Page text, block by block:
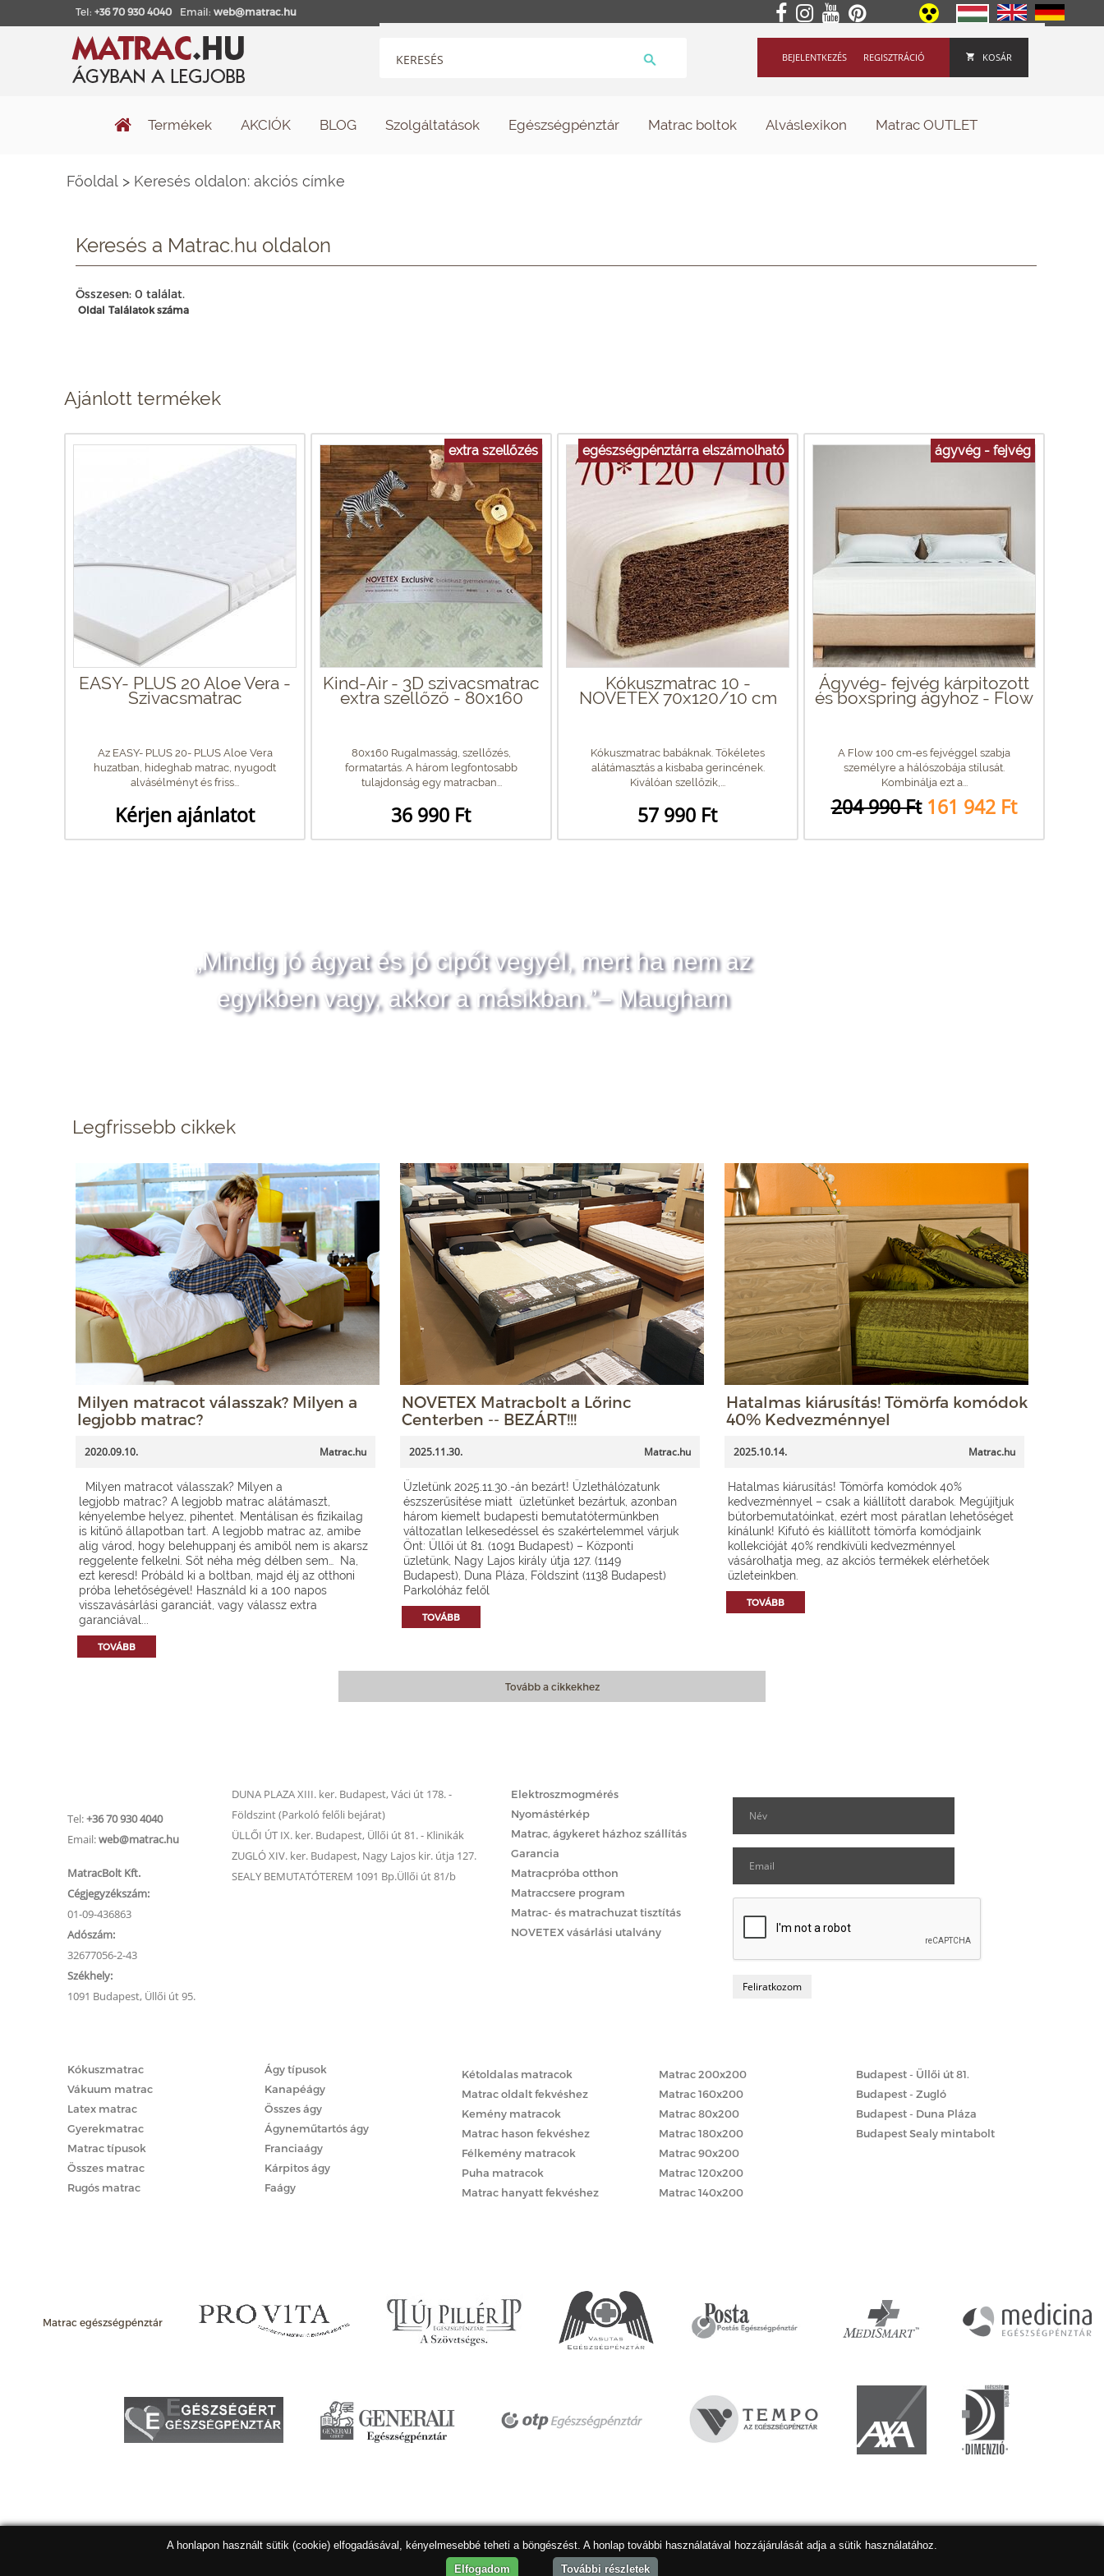
Tel: +36 70 930 4040 Email: web@matrac.hu
KOSÁR
REGISZTRÁCIÓ
BEJELENTKEZÉS
Termékek AKCIÓK BLOG Szolgáltatások Egészségpénztár Matrac boltok Alváslexikon Matrac OUTLET
Főoldal > Keresés oldalon: akciós címke
Keresés a Matrac.hu oldalon
Összesen: 0 találat.
Oldal Találatok száma
Ajánlott termékek
EASY- PLUS 20 Aloe Vera -
Szivacsmatrac
Az EASY- PLUS 20- PLUS Aloe Vera
huzatban, hideghab matrac, nyugodt
alvásélményt és friss...
Kérjen ajánlatot
extra szellőzés
Kind-Air - 3D szivacsmatrac
extra szellőző - 80x160
80x160 Rugalmasság, szellőzés,
formatartás. A három legfontosabb
tulajdonság egy matracban...
36 990 Ft
egészségpénztárra elszámolható
Kókuszmatrac 10 -
NOVETEX 70x120/10 cm
Kókuszmatrac babáknak. Tökéletes
alátámasztás a kisbaba gerincének.
Kiválóan szellőzik,...
57 990 Ft
ágyvég - fejvég
Ágyvég- fejvég kárpitozott
és boxspring ágyhoz - Flow
A Flow 100 cm-es fejvéggel szabja
személyre a hálószobája stílusát.
Kombinálja ezt a...
204 990 Ft 161 942 Ft
„Mindig jó ágyat és jó cipőt vegyél, mert ha nem az
egyikben vagy, akkor a másikban.”– Maugham
Legfrissebb cikkek
Milyen matracot válasszak? Milyen a
legjobb matrac?
2020.09.10. Matrac.hu
Milyen matracot válasszak? Milyen a
legjobb matrac? A legjobb matrac alátámaszt,
kényelembe helyez, pihentet. Mentálisan és fizikailag
is kitűnő állapotban tart. A legjobb matrac az, amibe
alig várod, hogy belehuppanj és amiből nem is akarsz
reggelente felkelni. Sőt néha még délben sem… Na,
ezt keresd! Próbáld ki a boltban, majd élj az otthoni
próba lehetőségével! Használd ki a 100 napos
visszavásárlási garanciát, vagy válassz extra
garanciával...
TOVÁBB
NOVETEX Matracbolt a Lőrinc
Centerben -- BEZÁRT!!!
2025.11.30. Matrac.hu
Üzletünk 2025.11.30.-án bezárt! Üzlethálózatunk
észszerűsítése miatt üzletünket bezártuk, azonban
három kiemelt budapesti bemutatótermünkben
változatlan lelkesedéssel és szakértelemmel várjuk
Önt: Üllői út 81. (1091 Budapest) – Központi
üzletünk, Nagy Lajos király útja 127. (1149
Budapest), Duna Pláza, Földszint (1138 Budapest)
Parkolóház felől
TOVÁBB
Hatalmas kiárusítás! Tömörfa komódok
40% Kedvezménnyel
2025.10.14. Matrac.hu
Hatalmas kiárusítás! Tömörfa komódok 40%
kedvezménnyel – csak a kiállított darabok. Megújítjuk
bútorbemutatóinkat, ezért most páratlan lehetőséget
kínálunk! Kifutó és kiállított tömörfa komódjaink
kollekcióját 40% rendkívüli kedvezménnyel
vásárolhatja meg, az akciós termékek elérhetőek
üzleteinkben.
TOVÁBB
Tovább a cikkekhez
Tel:+36 70 930 4040
Email:web@matrac.hu
MatracBolt Kft.
Cégjegyzékszám:
01-09-436863
Adószám:
32677056-2-43
Székhely:
1091 Budapest, Üllői út 95.
DUNA PLAZA XIII. ker. Budapest, Váci út 178. -
Földszint (Parkoló felőli bejárat)
ÜLLŐI ÚT IX. ker. Budapest, Üllői út 81. - Klinikák
ZUGLÓ XIV. ker. Budapest, Nagy Lajos kir. útja 127.
SEALY BEMUTATÓTEREM 1091 Bp.Üllői út 81/b
Elektroszmogmérés
Nyomástérkép
Matrac, ágykeret házhoz szállítás
Garancia
Matracpróba otthon
Matraccsere program
Matrac- és matrachuzat tisztítás
NOVETEX vásárlási utalvány
Kókuszmatrac
Vákuum matrac
Latex matrac
Gyerekmatrac
Matrac típusok
Összes matrac
Rugós matrac
Ágy típusok
Kanapéágy
Összes ágy
Ágyneműtartós ágy
Franciaágy
Kárpitos ágy
Faágy
Kétoldalas matracok
Matrac oldalt fekvéshez
Kemény matracok
Matrac hason fekvéshez
Félkemény matracok
Puha matracok
Matrac hanyatt fekvéshez
Matrac 200x200
Matrac 160x200
Matrac 80x200
Matrac 180x200
Matrac 90x200
Matrac 120x200
Matrac 140x200
Budapest - Üllői út 81.
Budapest - Zugló
Budapest - Duna Pláza
Budapest Sealy mintabolt
Matrac egészségpénztár
A honlapon használt sütik (cookie) elfogadásával, kényelmesebbé teheti a böngészést. A honlap további használatával hozzájárulását adja a sütik használatához.
Elfogadom
További részletek